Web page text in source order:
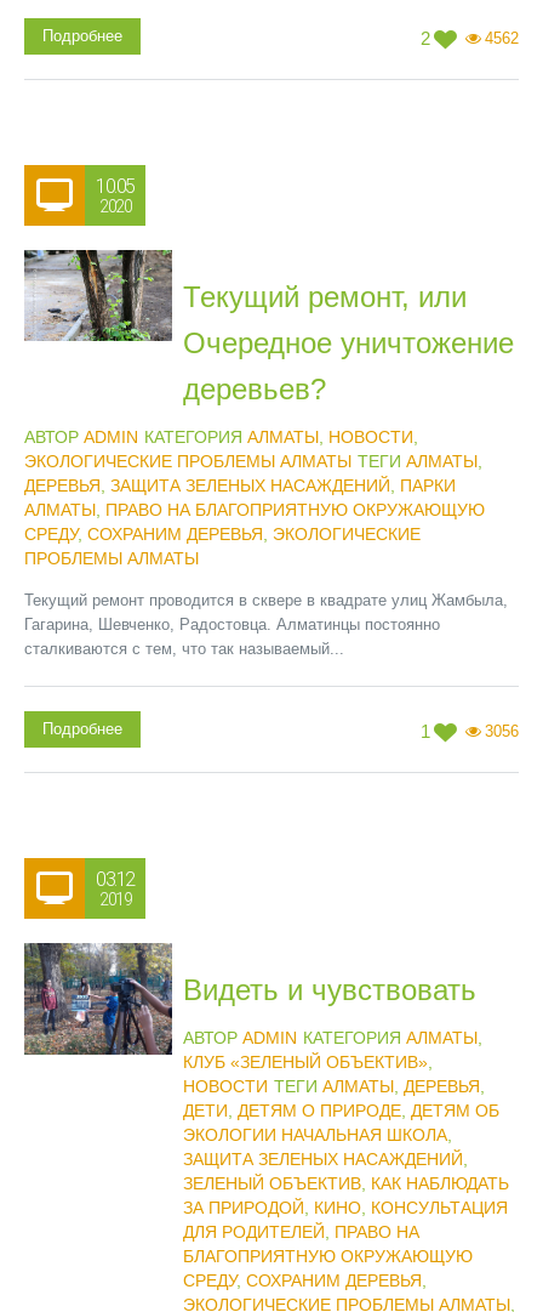
2 4562
Подробнее
10.05
2020
Текущий ремонт, или
Очередное уничтожение
деревьев?
АВТОР ADMIN КАТЕГОРИЯ АЛМАТЫ НОВОСТИ
ЭКОЛОГИЧЕСКИЕ ПРОБЛЕМЫ АЛМАТЫ ТЕГИ АЛМАТЫ
ДЕРЕВЬЯ ЗАЩИТА ЗЕЛЕНЫХ НАСАЖДЕНИЙ
ПАРКИ
АЛМАТЫ ПРАВО НА БЛАГОПРИЯТНУЮ ОКРУЖАЮЩУЮ
СРЕДУ, СОХРАНИМ ДЕРЕВЬЯ
ЭКОЛОГИЧЕСКИЕ
ПРОБЛЕМЫ АЛМАТЫ
Текущий ремонт проводится в сквере в квадрате улиц Жамбыла,
Гагарина, Шевченко, Радостовца. Алматинцы постоянно
сталкиваются с тем, что так называемый...
1 3056
Подробнее
03.12
2019
Видеть и чувствовать
АВТОР ADMIN КАТЕГОРИЯ АЛМАТЫ,
КЛУБ «ЗЕЛЕНЫЙ ОБЪЕКТИВ»,
НОВОСТИ ТЕГИ АЛМАТЫ, ДЕРЕВЬЯ
ДЕТИ
ДЕТЯМ О ПРИРОДЕ, ДЕТЯМ ОБ
ЭКОЛОГИИ НАЧАЛЬНАЯ ШКОЛА,
ЗАЩИТА ЗЕЛЕНЫХ НАСАЖДЕНИЙ
ЗЕЛЕНЫЙ ОБЪЕКТИВ, КАК НАБЛЮДАТЬ
ЗА ПРИРОДОЙ
КИНО, КОНСУЛЬТАЦИЯ
ДЛЯ РОДИТЕЛЕЙ
ПРАВО НА
БЛАГОПРИЯТНУЮ ОКРУЖАЮЩУЮ
СРЕДУ, СОХРАНИМ ДЕРЕВЬЯ
ЭКОЛОГИЧЕСКИЕ ПРОБЛЕМЫ АЛМАТЫ,